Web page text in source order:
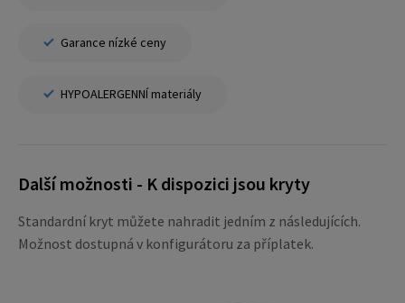
Garance nízké ceny
HYPOALERGENNÍ materiály
Další možnosti - K dispozici jsou kryty
Standardní kryt můžete nahradit jedním z následujících.
Možnost dostupná v konfigurátoru za příplatek.